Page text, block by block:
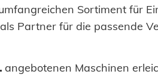
Sortiment für
Partner für die passende
angebotenen Maschinen